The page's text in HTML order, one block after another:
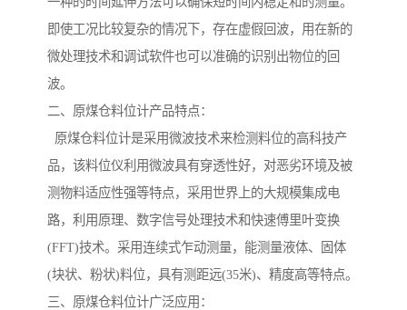
即使工况比较复杂的情况下，存在虚假回波，用在新的
微处理技术和调试软件也可以准确的识别出物位的回
波。
二、原煤仓料位计产品特点：
原煤仓料位计是采用微波技术来检测料位的高科技产
品，该料位仪利用微波具有穿透性好，对恶劣环境及被
测物料适应性强等特点，采用世界上的大规模集成电
路，利用原理、数字信号处理技术和快速傅里叶变换
(FFT)技术。采用连续式乍动测量，能测量液体、固体
(块状、粉状)料位，具有测距远(35米)、精度高等特点。
三、原煤仓料位计广泛应用：